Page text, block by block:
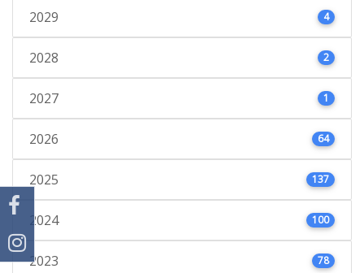
2029 4
2028 2
2027 1
2026 64
2025 137
2024 100
2023 78